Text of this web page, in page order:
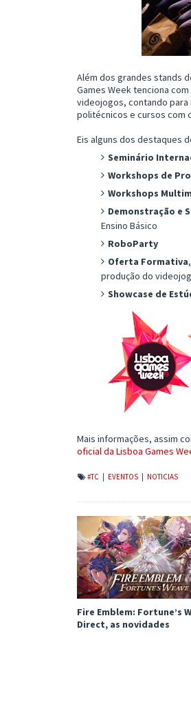
Além dos grandes stands
Games Week tenciona
videojogos, contando
politécnicos e cursos com
Eis alguns dos destaques
Seminário
Workshops de
Workshops
Demonstração e
Ensino Básico
RoboParty
Oferta Formativa
produção do
Showcase de
Mais informações, assim
oficial da Lisboa Games
#TC EVENTOS NOTICIAS
Fire Emblem: Fortune’s
Direct, as novidades